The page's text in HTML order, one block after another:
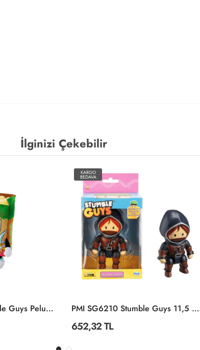
İlginizi Çekebilir
PMI SG 7014 Stumble Guys Peluş 20 Cm -Necotoys
KARGO
BEDAVA
PMI SG6210 Stumble Guys 11,5 Cm Aksiyon Figür
652,32 TL